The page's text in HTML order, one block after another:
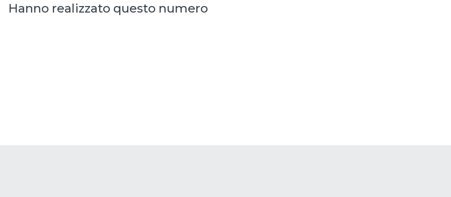
Hanno realizzato questo numero